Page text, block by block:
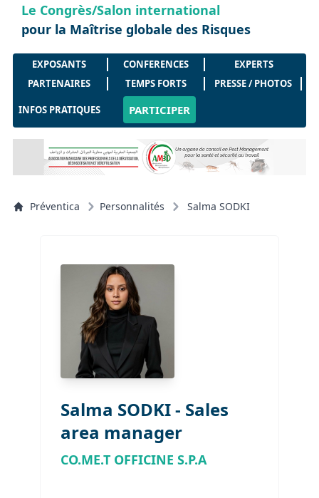
Le Congrès/Salon international
pour la Maîtrise globale des Risques
EXPOSANTS CONFERENCES
EXPERTS
PARTENAIRES
TEMPS FORTS PRESSE / PHOTOS
INFOS PRATIQUES PARTICIPER
Préventica Personnalités Salma SODKI
Salma SODKI - Sales
area manager
CO.ME.T OFFICINE S.P.A